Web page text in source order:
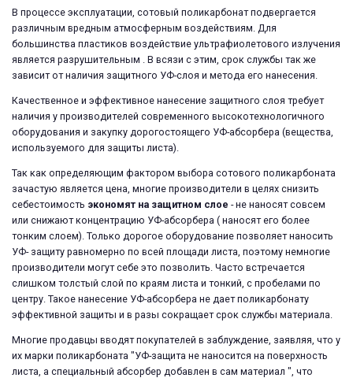
В процессе эксплуатации, сотовый поликарбонат подвергается
различным вредным атмосферным воздействиям. Для
большинства пластиков воздействие ультрафиолетового излучения
является разрушительным . В всязи с этим, срок службы так же
зависит от наличия защитного УФ-слоя и метода его нанесения.
Качественное и эффективное нанесение защитного слоя требует
наличия у производителей современного высокотехнологичного
оборудования и закупку дорогостоящего УФ-абсорбера (вещества,
используемого для защиты листа).
Так как определяющим фактором выбора сотового поликарбоната
зачастую является цена, многие производители в целях снизить
себестоимость экономят на защитном слое - не наносят совсем
или снижают концентрацию УФ-абсорбера ( наносят его более
тонким слоем). Только дорогое оборудование позволяет наносить
УФ- защиту равномерно по всей площади листа, поэтому немногие
производители могут себе это позволить. Часто встречается
слишком толстый слой по краям листа и тонкий, с пробелами по
центру. Такое нанесение УФ-абсорбера не дает поликарбонату
эффективной защиты и в разы сокращает срок службы материала.
Многие продавцы вводят покупателей в заблуждение, заявляя, что у
их марки поликарбоната "УФ-защита не наносится на поверхность
листа, а специальный абсорбер добавлен в сам материал ", что